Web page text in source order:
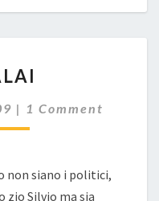
| Comments
1 Comment
non siano i politici,
zio Silvio ma sia